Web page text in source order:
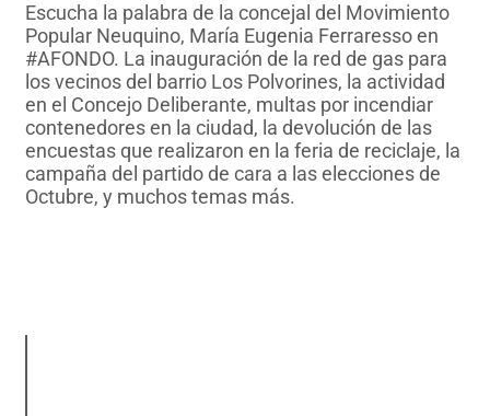
Escucha la palabra de la concejal del Movimiento
Popular Neuquino, María Eugenia Ferraresso en
#AFONDO. La inauguración de la red de gas para
los vecinos del barrio Los Polvorines, la actividad
en el Concejo Deliberante, multas por incendiar
contenedores en la ciudad, la devolución de las
encuestas que realizaron en la feria de reciclaje, la
campaña del partido de cara a las elecciones de
Octubre, y muchos temas más.